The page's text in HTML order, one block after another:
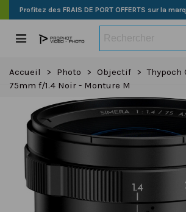
Profitez des FRAIS DE PORT OFFERTS sur la
Accueil > Photo > Objectif > Thypoch
75mm f/1.4 Noir - Monture M